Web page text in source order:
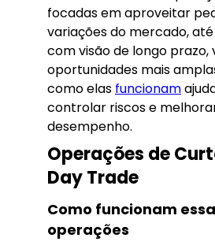
focadas em aproveitar
variações do mercado,
com visão de longo prazo,
oportunidades mais
como elas funcionam
controlar riscos e
desempenho.
Operações de
Day Trade
Como funcionam
operações